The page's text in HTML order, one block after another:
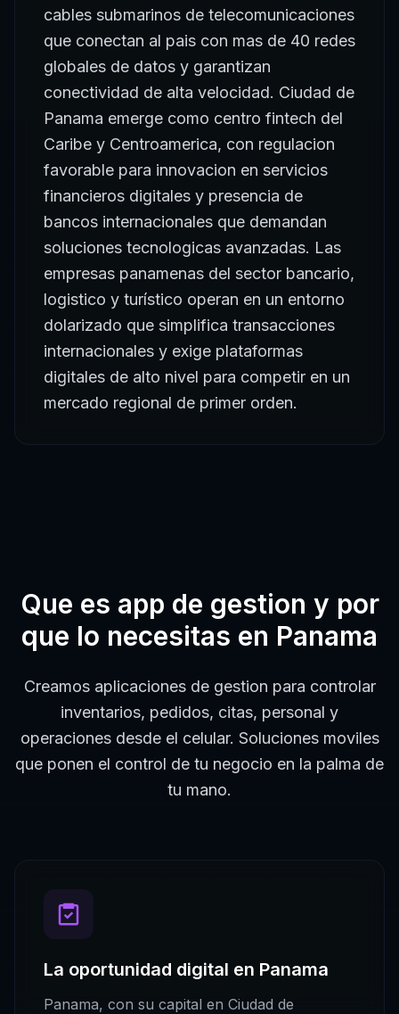
cables submarinos de telecomunicaciones
que conectan al pais con mas de 40 redes
globales de datos y garantizan
conectividad de alta velocidad. Ciudad de
Panama emerge como centro fintech del
Caribe y Centroamerica, con regulacion
favorable para innovacion en servicios
financieros digitales y presencia de
bancos internacionales que demandan
soluciones tecnologicas avanzadas. Las
empresas panamenas del sector bancario,
logistico y turístico operan en un entorno
dolarizado que simplifica transacciones
internacionales y exige plataformas
digitales de alto nivel para competir en un
mercado regional de primer orden.
Que es app de gestion y por
que lo necesitas en Panama
Creamos aplicaciones de gestion para controlar
inventarios, pedidos, citas, personal y
operaciones desde el celular. Soluciones moviles
que ponen el control de tu negocio en la palma de
tu mano.
La oportunidad digital en Panama
Panama, con su capital en Ciudad de